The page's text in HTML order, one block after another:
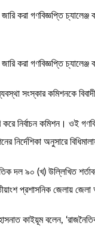
করা গণবিজ্ঞপ্তি
করা গণবিজ্ঞপ্তি চ্যালেঞ্জ
ব্যবস্থা সংস্কার কমিশনকে
করে নির্বাচন কমিশন। ওই
নির্দেশিকা অনুসারে
৯০ (খ) উল্লিখিত শর্তাবলী
প্রশাসনিক জেলায়
হাসনাত কাইয়ূম বলেন,